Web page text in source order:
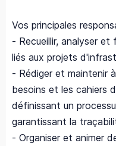
Vos principales
- Recueillir, analyser et
liés aux projets
- Rédiger et maintenir
besoins et les cahiers
définissant un
garantissant la
- Organiser et animer